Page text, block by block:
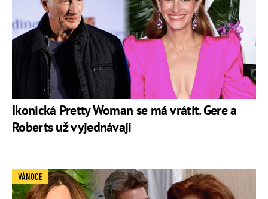
Ikonická Pretty Woman se má vrátit. Gere a
Roberts už vyjednávají
VÁNOCE